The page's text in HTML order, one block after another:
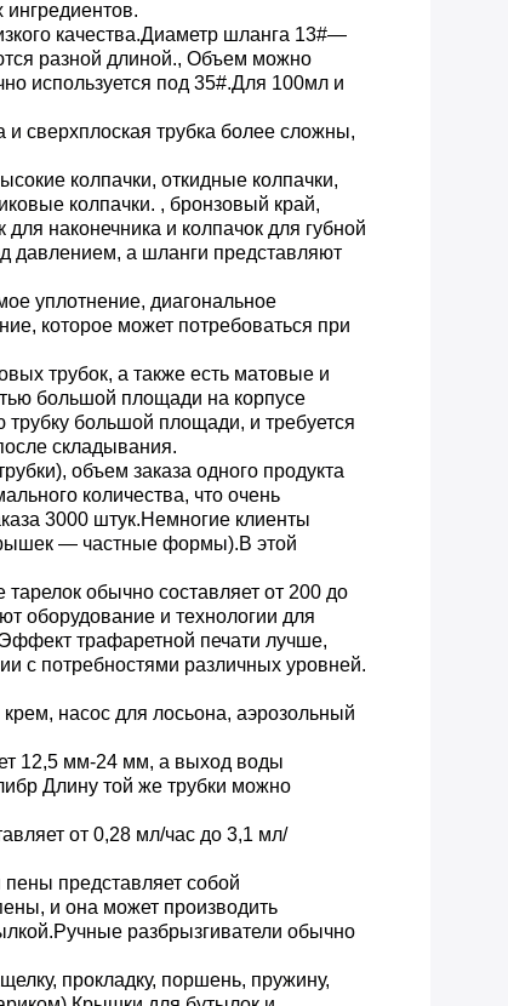
качества.Диаметр шланга 13#—
разной длиной., Объем можно
используется под 35#.Для 100мл и
и сверхплоская трубка более сложны,
колпачки, откидные колпачки,
колпачки. , бронзовый край,
наконечника и колпачок для губной
давлением, а шланги представляют
уплотнение, диагональное
которое может потребоваться при
трубок, а также есть матовые и
большой площади на корпусе
трубку большой площади, и требуется
складывания.
объем заказа одного продукта
количества, что очень
3000 штук.Немногие клиенты
— частные формы).В этой
обычно составляет от 200 до
оборудование и технологии для
трафаретной печати лучше,
с потребностями различных уровней.
насос для лосьона, аэрозольный
12,5 мм-24 мм, а выход воды
Длину той же трубки можно
от 0,28 мл/час до 3,1 мл/
представляет собой
и она может производить
разбрызгиватели обычно
прокладку, поршень, пружину,